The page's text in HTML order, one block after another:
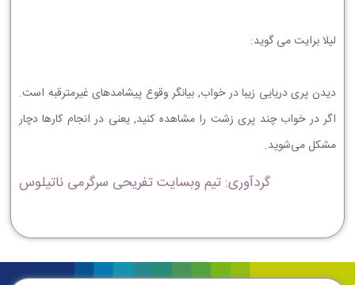
ﻟﻴﻼ ﺑﺮﺍﻳﺖ ﻣﯽ ﮔﻮﻳﺪ:
ﺩﻳﺪﻥ ﭘﺮﻯ ﺩﺭﻳﺎﻳﻰ ﺯﻳﺒﺎ ﺩﺭ ﺧﻮﺍﺏ, ﺑﻴﺎﻧﮕﺮ ﻭﻗﻮﻉ ﭘﻴﺸﺎﻣﺪﻫﺎﻯ ﻏﻴﺮﻣﺘﺮﻗﺒﻪ ﺍﺳﺖ.
ﺍﮔﺮ ﺩﺭ ﺧﻮﺍﺏ ﭼﻨﺪ ﭘﺮﻯ ﺯﺷﺖ ﺭﺍ ﻣﺸﺎﻫﺪﻩ ﻛﻨﻴﺪ, ﻳﻌﻨﻰ ﺩﺭ ﺍﻧﺠﺎﻡ ﻛﺎﺭﻫﺎ ﺩﭼﺎﺭ
ﻣﺸﻜﻞ ﻣﻰ‏ﺷﻮﻳﺪ.
گردآوری: تیم وبسایت تفریحی سرگرمی ناتیلوس